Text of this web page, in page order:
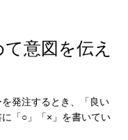
意図を伝え
発注するとき、「良い
「○」「×」を書いてい